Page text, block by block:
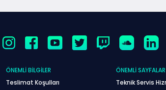
ÖNEMLI BILGILER
Teslimat Koşulları
ÖNEMLI SAYFALAR
Teknik Servis